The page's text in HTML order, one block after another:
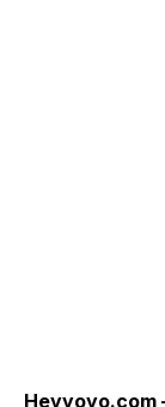
Heyyoyo.com